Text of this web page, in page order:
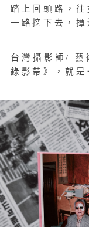
踏上回頭路，
一路挖下去，撢
台灣攝影師/ 藝
錄影帶》，就是